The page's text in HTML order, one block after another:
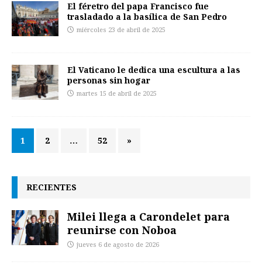
El féretro del papa Francisco fue
trasladado a la basílica de San Pedro
miércoles 23 de abril de 2025
El Vaticano le dedica una escultura a las
personas sin hogar
martes 15 de abril de 2025
1 2 … 52 »
RECIENTES
Milei llega a Carondelet para
reunirse con Noboa
jueves 6 de agosto de 2026